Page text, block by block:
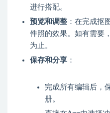
进行搭配。
预览和调整 ：在完成抠
件照的效果。如有需要
为止。
保存和分享 ：
完成所有编辑后，
册。